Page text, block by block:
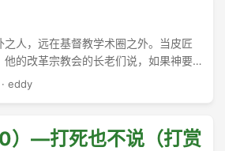
牧师的也有裸牧”，一时大家都沉默了，
人，远在基督教学术圈之外。当皮匠
他的改革宗教会的长老们说，如果神要
你一个识字不多的皮匠。于是威廉只
· eddy
）—打死也不说（打赏